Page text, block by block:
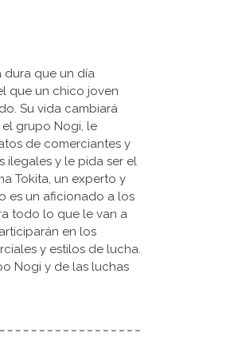
dura que un día
que un chico joven
Su vida cambiará
grupo Nogi, le
de comerciantes y
ilegales y le pida ser el
Tokita, un experto y
es un aficionado a los
todo lo que le van a
en los
y estilos de lucha.
Nogi y de las luchas